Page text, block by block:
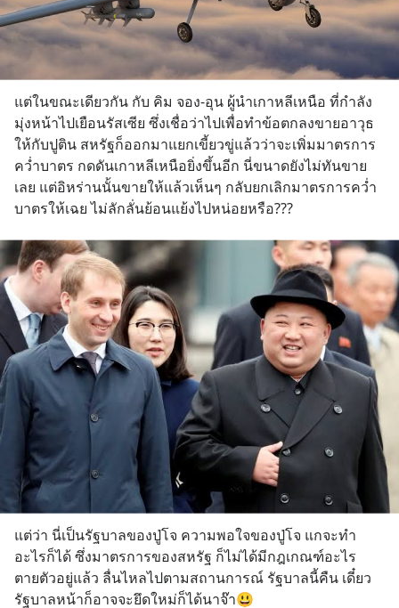
แต่ในขณะเดียวกัน กับ คิม จอง-อุน ผู้นำเกาหลีเหนือ ที่กำลัง
มุ่งหน้าไปเยือนรัสเซีย ซึ่งเชื่อว่าไปเพื่อทำข้อตกลงขายอาวุธ
ให้กับปูติน สหรัฐก็ออกมาแยกเขี้ยวขู่แล้วว่าจะเพิ่มมาตรการ
คว่ำบาตร กดดันเกาหลีเหนือยิ่งขึ้นอีก นี่ขนาดยังไม่ทันขาย
เลย แต่อิหร่านนั้นขายให้แล้วเห็นๆ กลับยกเลิกมาตรการคว่ำ
บาตรให้เฉย ไม่ลักลั่นย้อนแย้งไปหน่อยหรือ???
แต่ว่า นี่เป็นรัฐบาลของปู่โจ ความพอใจของปู่โจ แกจะทำ
อะไรก็ได้ ซึ่งมาตรการของสหรัฐ ก็ไม่ได้มีกฎเกณฑ์อะไร
ตายตัวอยู่แล้ว ลื่นไหลไปตามสถานการณ์ รัฐบาลนี้คืน เดี๋ยว
รัฐบาลหน้าก็อาจจะยึดใหม่ก็ได้นาจ๊า😃